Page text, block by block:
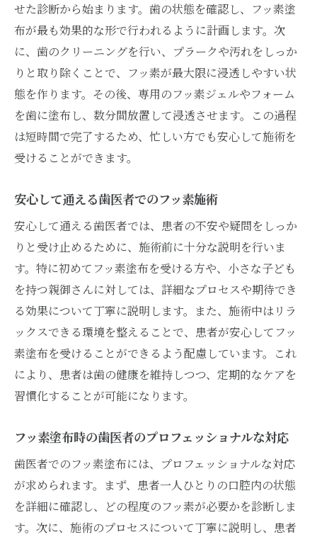
せた診断から始まります。歯の状態を確認し、フッ素塗
布が最も効果的な形で行われるように計画します。次
に、歯のクリーニングを行い、プラークや汚れをしっか
りと取り除くことで、フッ素が最大限に浸透しやすい状
態を作ります。その後、専用のフッ素ジェルやフォーム
を歯に塗布し、数分間放置して浸透させます。この過程
は短時間で完了するため、忙しい方でも安心して施術を
受けることができます。
安心して通える歯医者でのフッ素施術
安心して通える歯医者では、患者の不安や疑問をしっか
りと受け止めるために、施術前に十分な説明を行いま
す。特に初めてフッ素塗布を受ける方や、小さな子ども
を持つ親御さんに対しては、詳細なプロセスや期待でき
る効果について丁寧に説明します。また、施術中はリラ
ックスできる環境を整えることで、患者が安心してフッ
素塗布を受けることができるよう配慮しています。これ
により、患者は歯の健康を維持しつつ、定期的なケアを
習慣化することが可能になります。
フッ素塗布時の歯医者のプロフェッショナルな対応
歯医者でのフッ素塗布には、プロフェッショナルな対応
が求められます。まず、患者一人ひとりの口腔内の状態
を詳細に確認し、どの程度のフッ素が必要かを診断しま
す。次に、施術のプロセスについて丁寧に説明し、患者